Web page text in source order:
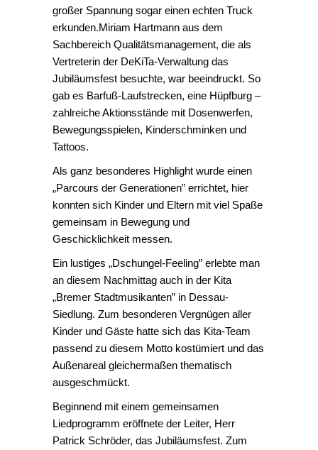
großer Spannung sogar einen echten Truck
erkunden.Miriam Hartmann aus dem
Sachbereich Qualitätsmanagement, die als
Vertreterin der DeKiTa-Verwaltung das
Jubiläumsfest besuchte, war beeindruckt. So
gab es Barfuß-Laufstrecken, eine Hüpfburg –
zahlreiche Aktionsstände mit Dosenwerfen,
Bewegungsspielen, Kinderschminken und
Tattoos.
Als ganz besonderes Highlight wurde einen
„Parcours der Generationen” errichtet, hier
konnten sich Kinder und Eltern mit viel Spaße
gemeinsam in Bewegung und
Geschicklichkeit messen.
Ein lustiges „Dschungel-Feeling” erlebte man
an diesem Nachmittag auch in der Kita
„Bremer Stadtmusikanten” in Dessau-
Siedlung. Zum besonderen Vergnügen aller
Kinder und Gäste hatte sich das Kita-Team
passend zu diesem Motto kostümiert und das
Außenareal gleichermaßen thematisch
ausgeschmückt.
Beginnend mit einem gemeinsamen
Liedprogramm eröffnete der Leiter, Herr
Patrick Schröder, das Jubiläumsfest. Zum